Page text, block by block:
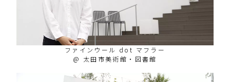
ファインウール dot マフラー
@ 太田市美術館・図書館